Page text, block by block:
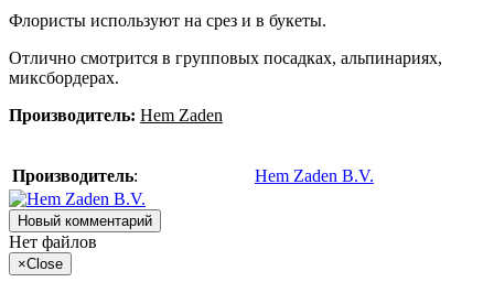
Флористы используют на срез и в букеты.
Отлично смотрится в групповых посадках, альпинариях,
миксбордерах.
Производитель: Hem Zaden
Производитель: Hem Zaden B.V.
Новый комментарий
Нет файлов
×Close